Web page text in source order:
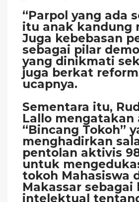
“Parpol yang ada
itu anak kandung
Juga kebebasan
sebagai pilar
yang dinikmati
juga berkat
ucapnya.
Sementara itu,
Lallo mengatakan
“Bincang Tokoh”
menghadirkan
pentolan aktivis
untuk
tokoh Mahasiswa
Makassar sebagai
intelektual